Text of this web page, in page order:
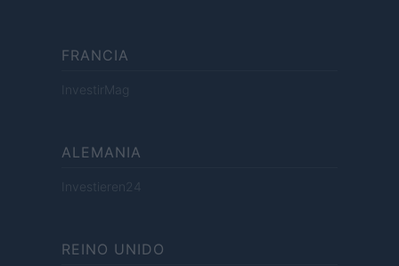
FRANCIA
InvestirMag
ALEMANIA
Investieren24
REINO UNIDO